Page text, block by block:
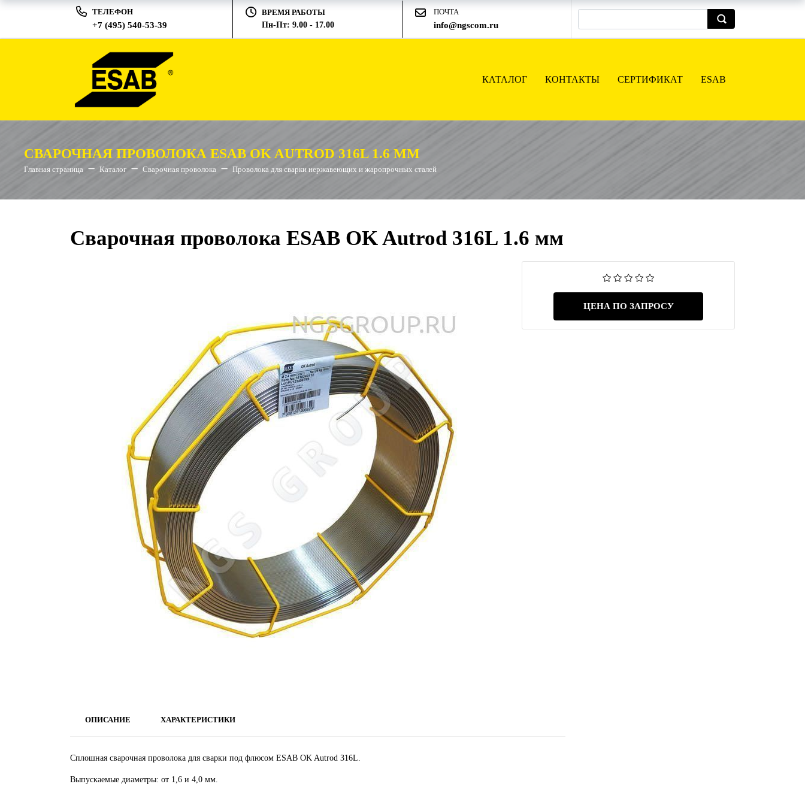
ТЕЛЕФОН
+7 (495) 540-53-39
ВРЕМЯ РАБОТЫ
Пн-Пт: 9.00 - 17.00
ПОЧТА
info@ngscom.ru
КАТАЛОГ КОНТАКТЫ СЕРТИФИКАТ ESAB
СВАРОЧНАЯ ПРОВОЛОКА ESAB OK AUTROD 316L 1.6 ММ
Главная страница Каталог Сварочная проволока Проволока для сварки нержавеющих и жаропрочных сталей
Сварочная проволока ESAB OK Autrod 316L 1.6 мм
ЦЕНА ПО ЗАПРОСУ
ОПИСАНИЕ ХАРАКТЕРИСТИКИ
Сплошная сварочная проволока для сварки под флюсом ESAB OK Autrod 316L.
Выпускаемые диаметры: от 1,6 и 4,0 мм.